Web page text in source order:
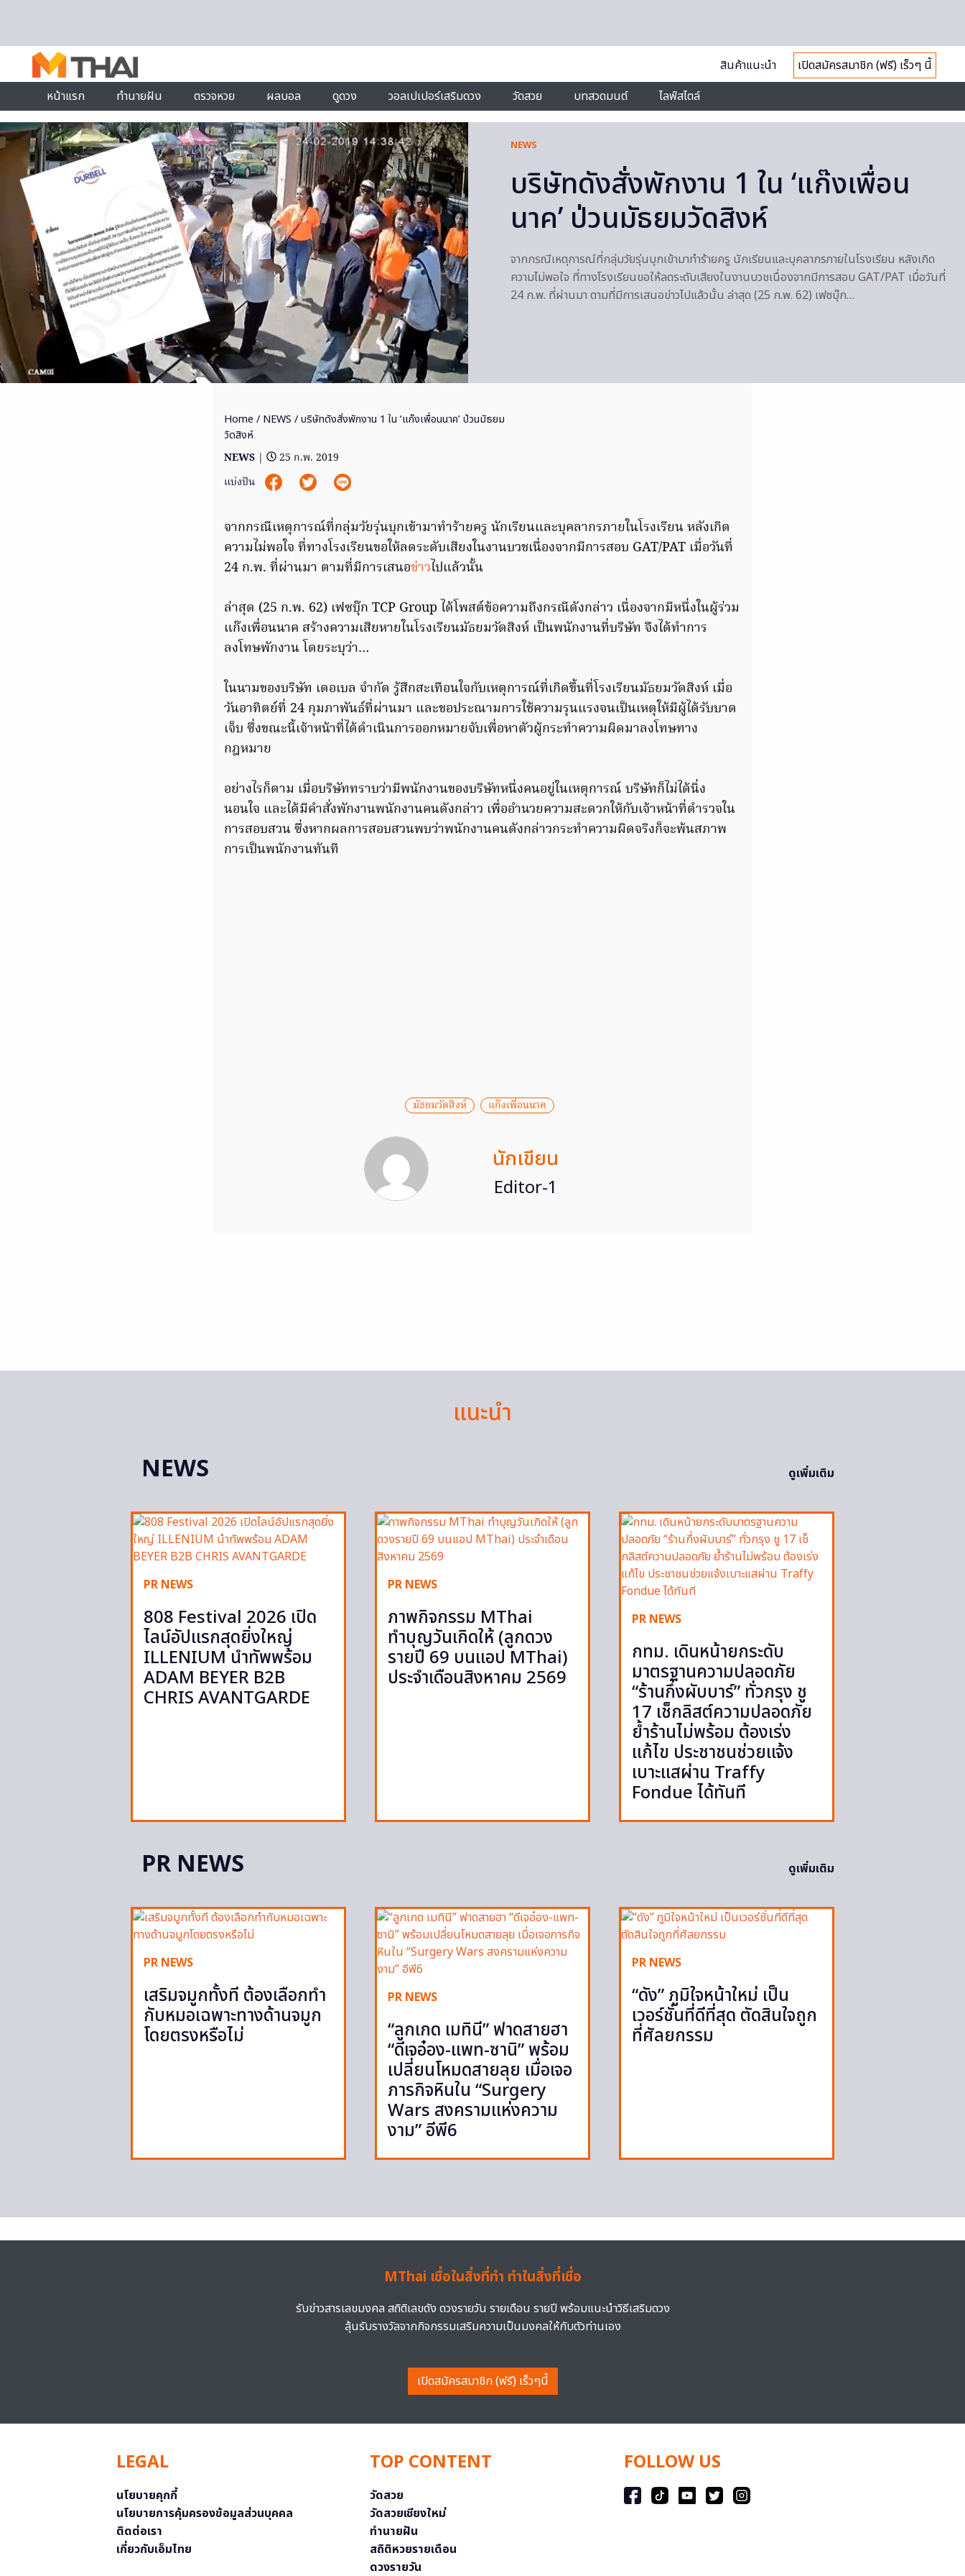
สินค้าแนะนำ
เปิดสมัครสมาชิก (ฟรี) เร็วๆ นี้
หน้าแรก
ทำนายฝัน ตรวจหวย ผลบอล ดูดวง วอลเปเปอร์เสริมดวง วัดสวย บทสวดมนต์ ไลฟ์สไตล์
NEWS
บริษัทดังสั่งพักงาน 1 ใน ‘แก๊งเพื่อน
นาค’ ป่วนมัธยมวัดสิงห์
จากกรณีเหตุการณ์ที่กลุ่มวัยรุ่นบุกเข้ามาทำร้ายครู นักเรียนและบุคลากรภายในโรงเรียน หลังเกิด
ความไม่พอใจ ที่ทางโรงเรียนขอให้ลดระดับเสียงในงานบวชเนื่องจากมีการสอบ GAT/PAT เมื่อวันที่
24 ก.พ. ที่ผ่านมา ตามที่มีการเสนอข่าวไปแล้วนั้น ล่าสุด (25 ก.พ. 62) เฟซบุ๊ก…
Home / NEWS / บริษัทดังสั่งพักงาน 1 ใน ‘แก๊งเพื่อนนาค’ ป่วนมัธยม
วัดสิงห์
NEWS |
25 ก.พ. 2019
แบ่งปัน
จากกรณีเหตุการณ์ที่กลุ่มวัยรุ่นบุกเข้ามาทำร้ายครู นักเรียนและบุคลากรภายในโรงเรียน หลังเกิด
ความไม่พอใจ ที่ทางโรงเรียนขอให้ลดระดับเสียงในงานบวชเนื่องจากมีการสอบ GAT/PAT เมื่อวันที่
24 ก.พ. ที่ผ่านมา ตามที่มีการเสนอข่าวไปแล้วนั้น
ล่าสุด (25 ก.พ. 62) เฟซบุ๊ก TCP Group ได้โพสต์ข้อความถึงกรณีดังกล่าว เนื่องจากมีหนึ่งในผู้ร่วม
แก๊งเพื่อนนาค สร้างความเสียหายในโรงเรียนมัธยมวัดสิงห์ เป็นพนักงานที่บริษัท จึงได้ทำการ
ลงโทษพักงาน โดยระบุว่า…
ในนามของบริษัท เดอเบล จำกัด รู้สึกสะเทือนใจกับเหตุการณ์ที่เกิดขึ้นที่โรงเรียนมัธยมวัดสิงห์ เมื่อ
วันอาทิตย์ที่ 24 กุมภาพันธ์ที่ผ่านมา และขอประณามการใช้ความรุนแรงจนเป็นเหตุให้มีผู้ได้รับบาด
เจ็บ ซึ่งขณะนี้เจ้าหน้าที่ได้ดำเนินการออกหมายจับเพื่อหาตัวผู้กระทำความผิดมาลงโทษทาง
กฎหมาย
อย่างไรก็ตาม เมื่อบริษัททราบว่ามีพนักงานของบริษัทหนึ่งคนอยู่ในเหตุการณ์ บริษัทก็ไม่ได้นิ่ง
นอนใจ และได้มีคำสั่งพักงานพนักงานคนดังกล่าว เพื่ออำนวยความสะดวกให้กับเจ้าหน้าที่ตำรวจใน
การสอบสวน ซึ่งหากผลการสอบสวนพบว่าพนักงานคนดังกล่าวกระทำความผิดจริงก็จะพ้นสภาพ
การเป็นพนักงานทันที
มัธยมวัดสิงห์ แก๊งเพื่อนนาค
นักเขียน
Editor-1
แนะนำ
NEWS
ดูเพิ่มเติม
PR NEWS
808 Festival 2026 เปิด
ไลน์อัปแรกสุดยิ่งใหญ่
ILLENIUM นำทัพพร้อม
ADAM BEYER B2B
CHRIS AVANTGARDE
PR NEWS
ภาพกิจกรรม MThai
ทำบุญวันเกิดให้ (ลูกดวง
รายปี 69 บนแอป MThai)
ประจำเดือนสิงหาคม 2569
PR NEWS
กทม. เดินหน้ายกระดับ
มาตรฐานความปลอดภัย
“ร้านกึ่งผับบาร์” ทั่วกรุง ชู
17 เช็กลิสต์ความปลอดภัย
ย้ำร้านไม่พร้อม ต้องเร่ง
แก้ไข ประชาชนช่วยแจ้ง
เบาะแสผ่าน Traffy
Fondue ได้ทันที
PR NEWS ดูเพิ่มเติม
PR NEWS
เสริมจมูกทั้งที ต้องเลือกทำ
กับหมอเฉพาะทางด้านจมูก
โดยตรงหรือไม่
PR NEWS
“ลูกเกด เมทินี” ฟาดสายฮา
“ดีเจอ๋อง-แพท-ซานิ” พร้อม
เปลี่ยนโหมดสายลุย เมื่อเจอ
ภารกิจหินใน “Surgery
Wars สงครามแห่งความ
งาม” อีพี6
PR NEWS
“ดัง” ภูมิใจหน้าใหม่ เป็น
เวอร์ชั่นที่ดีที่สุด ตัดสินใจถูก
ที่ศัลยกรรม
MThai เชื่อในสิ่งที่ทำ ทำในสิ่งที่เชื่อ
รับข่าวสารเลขมงคล สถิติเลขดัง ดวงรายวัน รายเดือน รายปี พร้อมแนะนำวิธีเสริมดวง
ลุ้นรับรางวัลจากกิจกรรมเสริมความเป็นมงคลให้กับตัวท่านเอง
เปิดสมัครสมาชิก (ฟรี) เร็วๆนี้
LEGAL
นโยบายคุกกี้
นโยบายการคุ้มครองข้อมูลส่วนบุคคล
ติดต่อเรา
เกี่ยวกับเอ็มไทย
TOP CONTENT
วัดสวย
วัดสวยเชียงใหม่
ทำนายฝัน
สถิติหวยรายเดือน
ดวงรายวัน
FOLLOW US